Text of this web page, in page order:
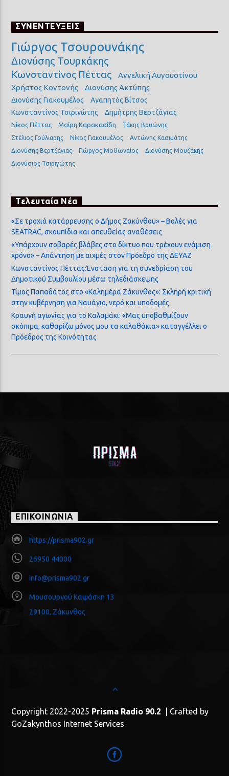
ΣΥΝΕΝΤΕΥΞΕΙΣ
Γιώργος Τσουρουνάκης
Διονύσης Τουρκάκης
Κωνσταντίνος Πέττας
Αγγελική Αυγουστίνου
Χρήστος Κοντονής
Διονύσης Ακτύπης
Διονύσης Γιακουμέλος
Αγαπητός Βίτσος
Κωνσταντίνος Τσιριγώτης
Δημήτρης Βερτζάγιας
Νίκος Πέττας Μαίρη Καρακασίδη
Τάκης Βρυώνης
Στέλιος Γούλιαρης
Νίκος Γιακουμέλος
Αντώνης Κασιμάτης
Διονύσης Βερτζάγιας
Γιώργος Μοθωναίος
Διονύσης Μουζάκης
Διονύσιος Τσιριγώτης
Τελευταία Νέα
«Σε τροχιά κατάρρευσης ο Δήμος Ζακύνθου» – Βολές για
SEATRAC, σκουπίδια και απευθείας αναθέσεις
«Υπάρχουν σοβαρές βλάβες στο δίκτυο που τρέχουν ενάμιση
χρόνο» – Απάντηση με αιχμές στον Πρόεδρο της ΔΕΥΑΖ
Κωνσταντίνος Πέττας:Ένσταση για τη συνεδρίαση του
Δημοτικού Συμβουλίου μέσω τηλεδιάσκεψης
Τίμος Παπαδάτος στο «Καλημέρα Ζάκυνθος»: Σκληρή κριτική
στην κυβέρνηση για Ναυάγιο, νερό και υποδομές
Κραυγή αγωνίας για το Καλαμάκι: «Μας υποβαθμίζουν
σκόπιμα, καθαρίζω μόνος μου τα καλαθάκια» καταγγέλλει ο
Πρόεδρος της Κοινότητας
ΕΠΙΚΟΙΝΩΝΙΑ
https://prisma902.gr
26950 44000
info@prisma902.gr
Μουσουργού Καψάσκη 13
29100, Ζάκυνθος
Copyright 2022-2025 Prisma Radio 90.2 | Crafted by
GoZakynthos Internet Services